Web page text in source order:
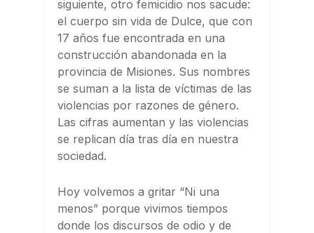
siguiente, otro femicidio nos sacude:
el cuerpo sin vida de Dulce, que con
17 años fue encontrada en una
construcción abandonada en la
provincia de Misiones. Sus nombres
se suman a la lista de víctimas de las
violencias por razones de género.
Las cifras aumentan y las violencias
se replican día tras día en nuestra
sociedad.
Hoy volvemos a gritar “Ni una
menos” porque vivimos tiempos
donde los discursos de odio y de